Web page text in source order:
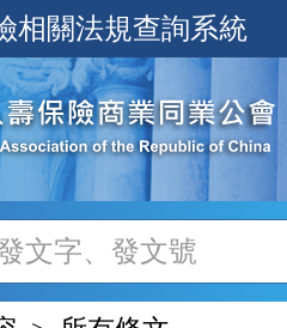
相關法規查詢系統